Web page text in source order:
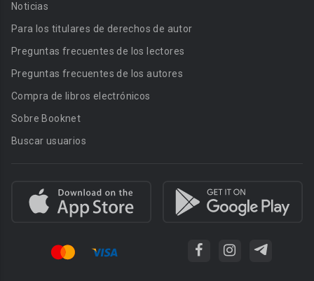
Noticias
Para los titulares de derechos de autor
Preguntas frecuentes de los lectores
Preguntas frecuentes de los autores
Compra de libros electrónicos
Sobre Booknet
Buscar usuarios